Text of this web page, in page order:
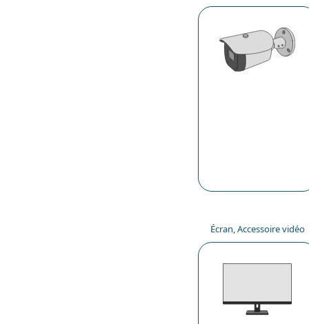
Écran, Accessoire vidéo